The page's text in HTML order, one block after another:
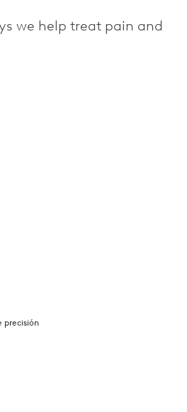
we help treat pain and
precisión